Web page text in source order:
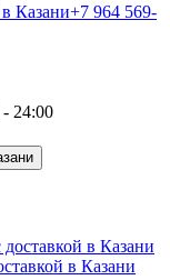
+7 964 569-
- 24:00